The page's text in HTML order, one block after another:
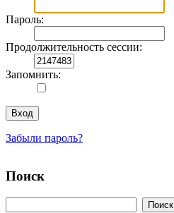
Пароль:
Продолжительность сессии:
Запомнить:
Забыли пароль?
Поиск